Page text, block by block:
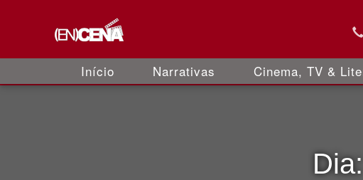
Início Narrativas Cinema, TV &
Dia: